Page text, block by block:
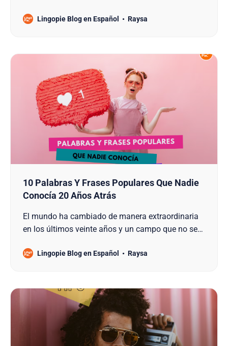
humanos. Los sistemas de IA están diseñados
Lingopie Blog en Español Raysa
10 Palabras Y Frases Populares Que Nadie
Conocía 20 Años Atrás
El mundo ha cambiado de manera extraordinaria
en los últimos veinte años y un campo que no se
idiomas se desarrollan continuamente,
Lingopie Blog en Español Raysa